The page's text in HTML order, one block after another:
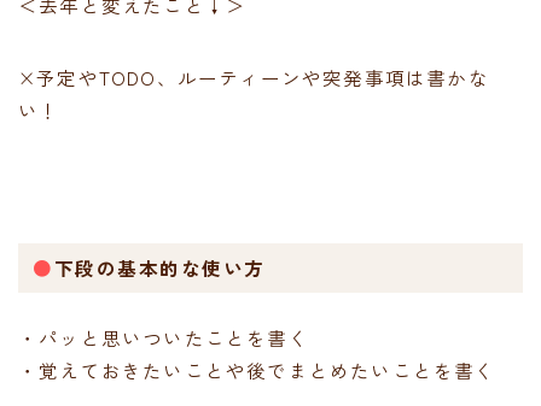
×予定やTODO、ルーティーンや突発事項は書かな
い！
●下段の基本的な使い方
・パッと思いついたことを書く
・覚えておきたいことや後でまとめたいことを書く